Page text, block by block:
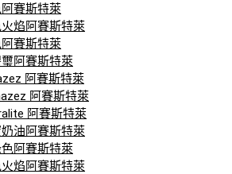
賽斯特萊
焰阿賽斯特萊
賽斯特萊
阿賽斯特萊
阿賽斯特萊
阿賽斯特萊
阿賽斯特萊
油阿賽斯特萊
阿賽斯特萊
焰阿賽斯特萊